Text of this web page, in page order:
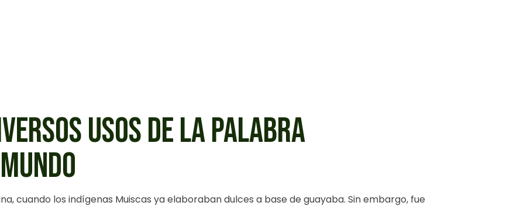
USOS DE LA PALABRA
cuando los indígenas Muiscas ya elaboraban dulces a base de guayaba. Sin embargo, fue